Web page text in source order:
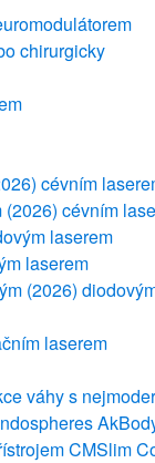
chirurgicky
cévním
cévním
laserem
laserem
(2026)
laserem
váhy s
CMSlim